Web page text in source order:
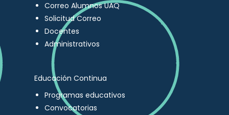
Correo Alumnos UAQ
Solicitud Correo
Docentes
Administrativos
Educación Continua
Programas educativos
Convocatorias